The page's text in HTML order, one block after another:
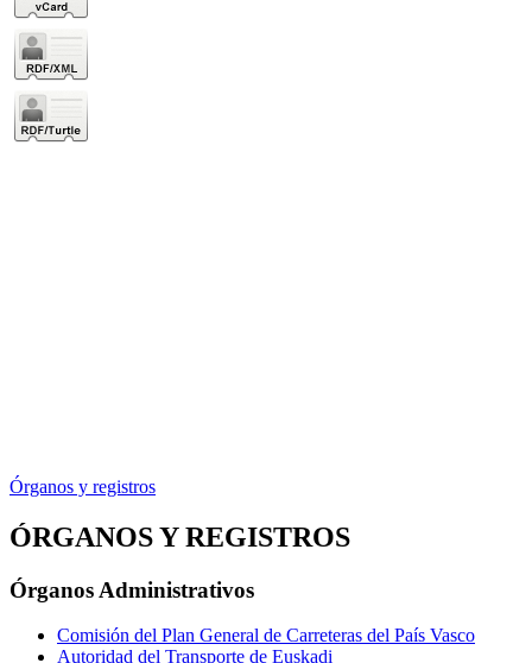
Órganos y registros
ÓRGANOS Y REGISTROS
Órganos Administrativos
Comisión del Plan General de Carreteras del País Vasco
Autoridad del Transporte de Euskadi